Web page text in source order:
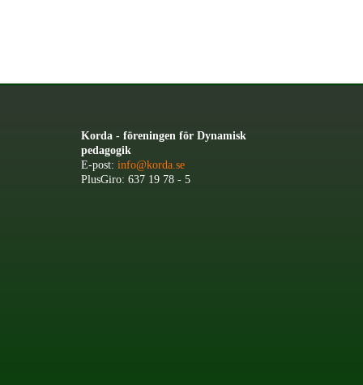
Korda - föreningen för Dynamisk
pedagogik
E-post: info@korda.se
PlusGiro: 637 19 78 - 5